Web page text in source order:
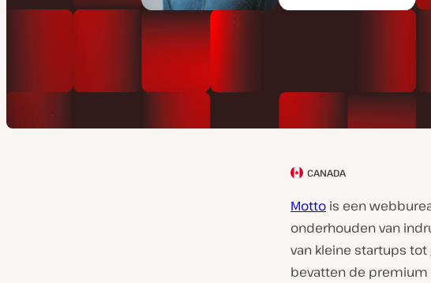
L
a
n
d
v
CANADA
Motto is een
onderhouden van
van kleine startups tot
bevatten de premium